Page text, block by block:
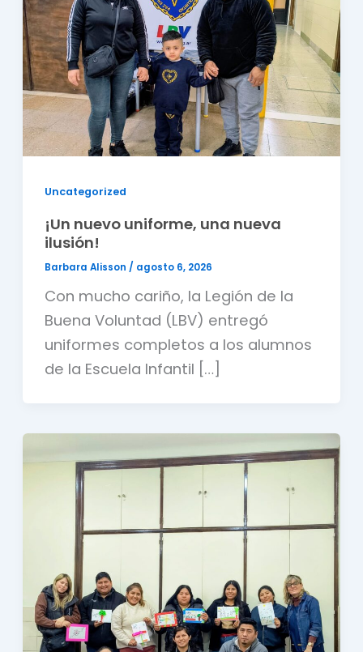
Uncategorized
¡Un nuevo uniforme, una nueva
ilusión!
Barbara Alisson / agosto 6, 2026
Con mucho cariño, la Legión de la
Buena Voluntad (LBV) entregó
uniformes completos a los alumnos
de la Escuela Infantil […]